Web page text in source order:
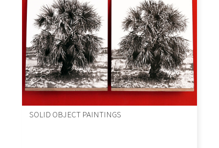
SOLID OBJECT PAINTINGS